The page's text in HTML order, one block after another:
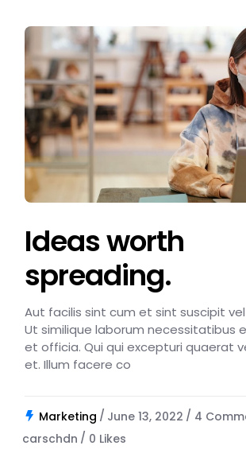
Ideas worth
spreading.
Aut facilis sint cum et sint suscipit
Ut similique laborum necessitatibus
et officia. Qui qui excepturi quaerat
et. Illum facere co
Marketing June 13, 2022
4
carschdn
0 Likes